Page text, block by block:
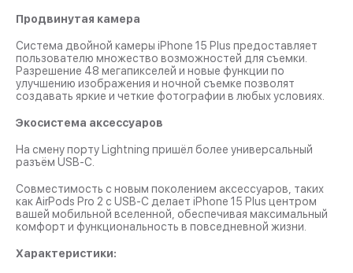
Продвинутая камера
Система двойной камеры iPhone 15 Plus предоставляет
пользователю множество возможностей для съемки.
Разрешение 48 мегапикселей и новые функции по
улучшению изображения и ночной съемке позволят
создавать яркие и четкие фотографии в любых условиях.
Экосистема аксессуаров
На смену порту Lightning пришёл более универсальный
разъём USB-C.
Совместимость с новым поколением аксессуаров, таких
как AirPods Pro 2 с USB-C делает iPhone 15 Plus центром
вашей мобильной вселенной, обеспечивая максимальный
комфорт и функциональность в повседневной жизни.
Характеристики: